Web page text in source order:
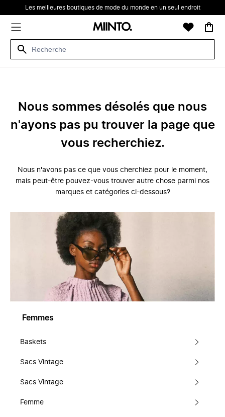
Les meilleures boutiques de mode du monde en un seul endroit
Nous sommes désolés que nous
n'ayons pas pu trouver la page que
vous recherchiez.
Nous n'avons pas ce que vous cherchiez pour le moment,
mais peut-être pouvez-vous trouver autre chose parmi nos
marques et catégories ci-dessous?
Femmes
Baskets
Sacs Vintage
Sacs Vintage
Femme